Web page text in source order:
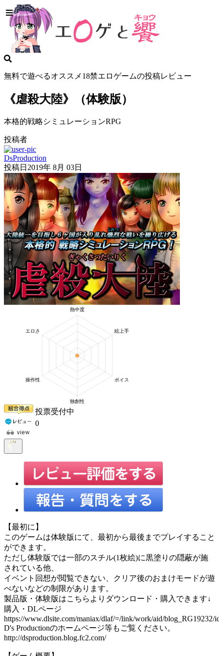
無料で遊べるオススメ18禁エロゲームの投稿レビュー
《虐殺大陸》（体験版）
本格的戦略シミュレーションRPG
投稿者
DsProduction
投稿日 2019年 8月 03日
投票受付中
0
【最初に】
このゲームは体験版にて、最初から最後までプレイすること
ができます。
ただし体験版では一部のスチル(1枚絵)に黒塗りの隠蔽が施
されている他、
イベント回想が閲覧できない、クリア後のおまけモードが遊
べないなどの制限があります。
製品版・体験版はこちらよりダウンロード・購入できます↓
購入・DLページ
https://www.dlsite.com/maniax/dlaf/=/link/work/aid/blog_RG19232/
D's Productionのホームページ等もご覧ください。
http://dsproduction.blog.fc2.com/